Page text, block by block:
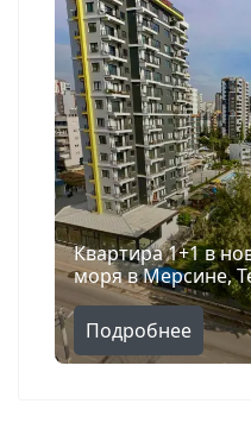
Квартира 1+1 в
моря в Мерсине,
Подробнее